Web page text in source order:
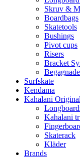
Skruv &
Boardbags
Skatetools
Bushings
Pivot cups
Risers
Bracket
Surfskate
Kendama
Kahalani
Kahalani
Skaterack
Kläder
Brands